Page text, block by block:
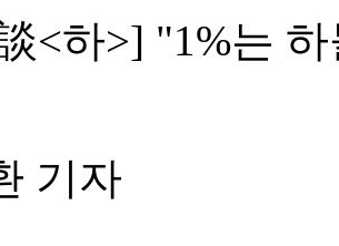
<하>] "1%는
기자